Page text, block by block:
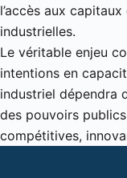
l’accès aux
industrielles.
Le véritable enjeu
intentions en
industriel dépendra
des pouvoirs
compétitives,